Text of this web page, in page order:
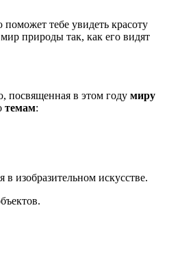
тебе увидеть красоту
природы так, как его видят
в этом году миру
темам:
изобразительном искусстве.